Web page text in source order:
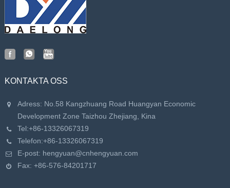
KONTAKTA OSS
Adress: No.58 Kangzhuang Road Huangyan Economic
Development Zone Taizhou Zhejiang, Kina
Tel:+86-13326067319
Telefon:+86-13326067319
E-post: hengyuan@cnhengyuan.com
Fax: +86-576-84201717